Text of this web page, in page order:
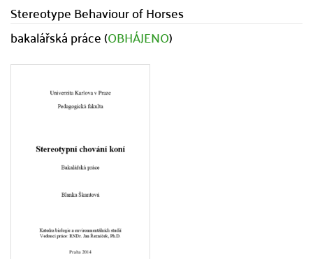
Stereotype Behaviour of Horses
bakalářská práce (OBHÁJENO)